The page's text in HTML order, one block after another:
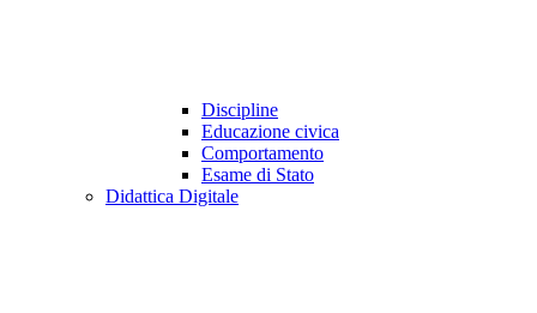
Discipline
Educazione civica
Comportamento
Esame di Stato
Didattica Digitale